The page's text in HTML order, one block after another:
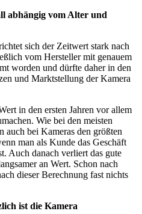
abhängig vom Alter und
sich der Zeitwert stark nach
vom Hersteller mit genauem
worden und dürfte daher in den
und Marktstellung der Kamera
in den ersten Jahren vor allem
Wie bei den meisten
auch bei Kameras den größten
man als Kunde das Geschäft
Auch danach verliert das gute
an Wert. Schon nach
dieser Berechnung fast nichts
ist die Kamera